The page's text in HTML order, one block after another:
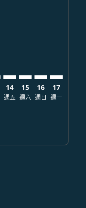
14
週五
15
週六
16
週日
17
週一